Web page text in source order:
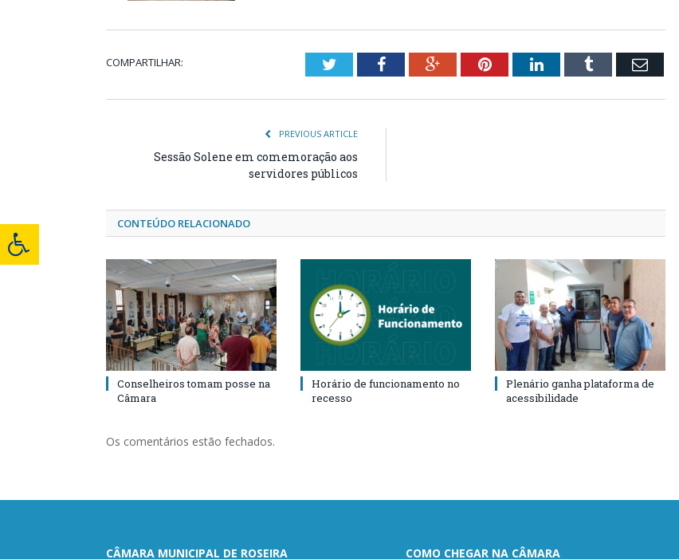
COMPARTILHAR: TwitterFacebookGoogle+PinterestLinkedInTumblr Email
PREVIOUS ARTICLE
Sessão Solene em comemoração aos
servidores públicos
CONTEÚDO RELACIONADO
Conselheiros tomam posse na
Câmara
Horário de funcionamento no
recesso
Plenário ganha plataforma de
acessibilidade
Os comentários estão fechados.
CÂMARA MUNICIPAL DE ROSEIRA COMO CHEGAR NA CÂMARA